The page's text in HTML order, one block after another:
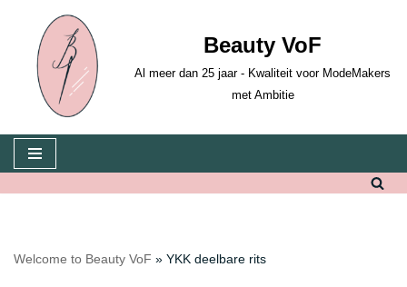
Skip
content
Beauty VoF
Al meer dan 25 jaar - Kwaliteit voor ModeMakers
met Ambitie
Welcome to Beauty VoF » YKK deelbare rits